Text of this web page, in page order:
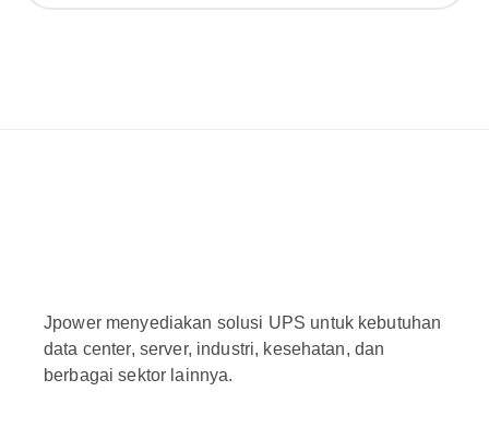
Jpower menyediakan solusi UPS untuk kebutuhan
data center, server, industri, kesehatan, dan
berbagai sektor lainnya.